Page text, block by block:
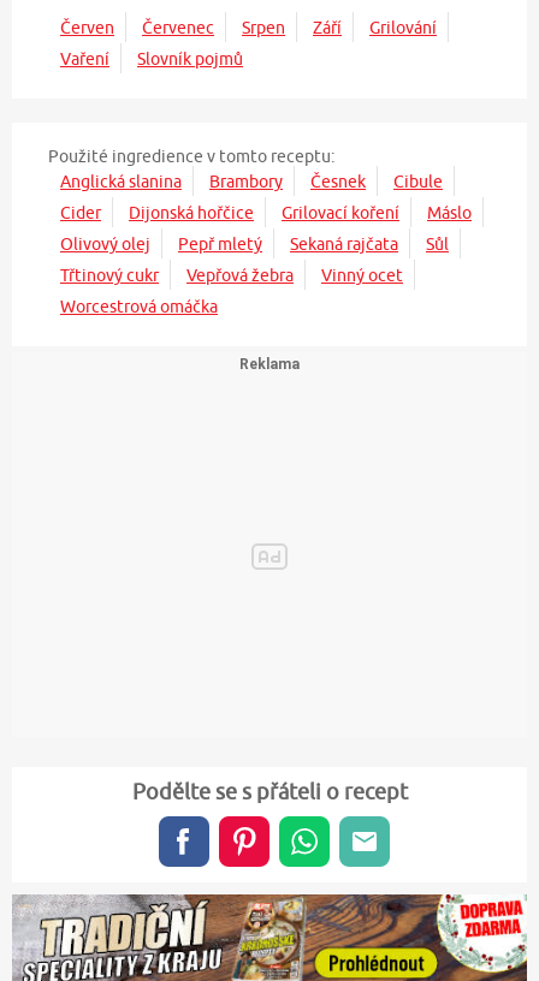
Červen Červenec Srpen Září
Grilování
Vaření
Slovník pojmů
Použité ingredience v tomto receptu:
Anglická slanina
Brambory Česnek
Cibule
Cider
Dijonská hořčice Grilovací koření
Máslo
Olivový olej
Pepř mletý Sekaná rajčata
Sůl
Třtinový cukr
Vepřová žebra
Vinný ocet
Worcestrová omáčka
Podělte se s přáteli o recept